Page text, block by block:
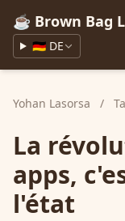
☕ Brown Bag
🇩🇪 DE
Yohan Lasorsa /
La
apps,
l'état